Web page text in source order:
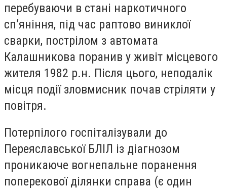
перебуваючи в стані наркотичного
сп’яніння, під час раптово виниклої
сварки, пострілом з автомата
Калашникова поранив у живіт місцевого
жителя 1982 р.н. Після цього, неподалік
місця події зловмисник почав стріляти у
повітря.
Потерпілого госпіталізували до
Переяславської БЛІЛ із діагнозом
проникаюче вогнепальне поранення
поперекової ділянки справа (є один